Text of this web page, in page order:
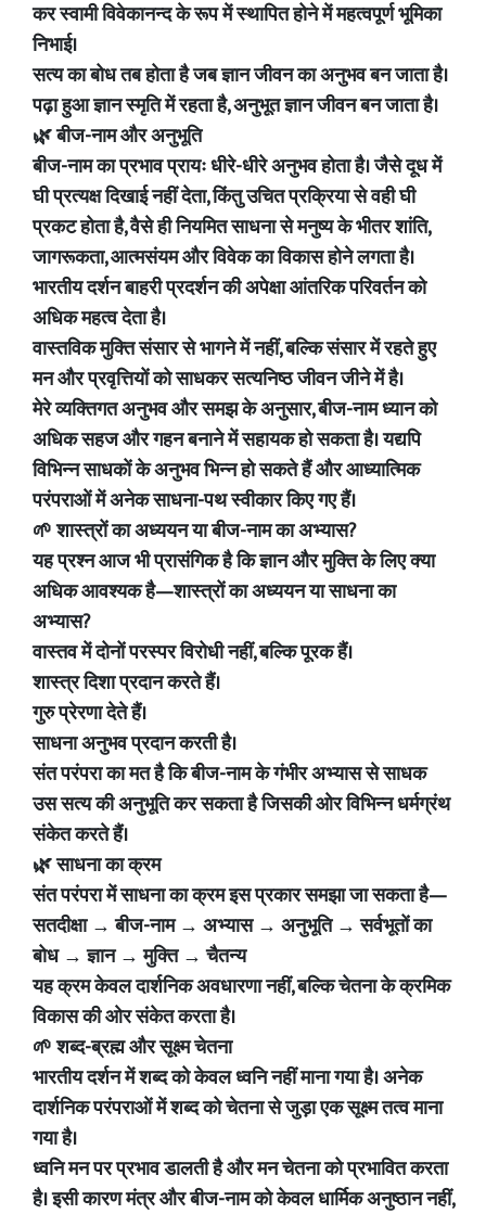
कर स्वामी विवेकानन्द के रूप में स्थापित होने में महत्वपूर्ण भूमिका
निभाई।
सत्य का बोध तब होता है जब ज्ञान जीवन का अनुभव बन जाता है।
पढ़ा हुआ ज्ञान स्मृति में रहता है, अनुभूत ज्ञान जीवन बन जाता है।
🌿 बीज-नाम और अनुभूति
बीज-नाम का प्रभाव प्रायः धीरे-धीरे अनुभव होता है। जैसे दूध में
घी प्रत्यक्ष दिखाई नहीं देता, किंतु उचित प्रक्रिया से वही घी
प्रकट होता है, वैसे ही नियमित साधना से मनुष्य के भीतर शांति,
जागरूकता, आत्मसंयम और विवेक का विकास होने लगता है।
भारतीय दर्शन बाहरी प्रदर्शन की अपेक्षा आंतरिक परिवर्तन को
अधिक महत्व देता है।
वास्तविक मुक्ति संसार से भागने में नहीं, बल्कि संसार में रहते हुए
मन और प्रवृत्तियों को साधकर सत्यनिष्ठ जीवन जीने में है।
मेरे व्यक्तिगत अनुभव और समझ के अनुसार, बीज-नाम ध्यान को
अधिक सहज और गहन बनाने में सहायक हो सकता है। यद्यपि
विभिन्न साधकों के अनुभव भिन्न हो सकते हैं और आध्यात्मिक
परंपराओं में अनेक साधना-पथ स्वीकार किए गए हैं।
🌱 शास्त्रों का अध्ययन या बीज-नाम का अभ्यास?
यह प्रश्न आज भी प्रासंगिक है कि ज्ञान और मुक्ति के लिए क्या
अधिक आवश्यक है—शास्त्रों का अध्ययन या साधना का
अभ्यास?
वास्तव में दोनों परस्पर विरोधी नहीं, बल्कि पूरक हैं।
शास्त्र दिशा प्रदान करते हैं।
गुरु प्रेरणा देते हैं।
साधना अनुभव प्रदान करती है।
संत परंपरा का मत है कि बीज-नाम के गंभीर अभ्यास से साधक
उस सत्य की अनुभूति कर सकता है जिसकी ओर विभिन्न धर्मग्रंथ
संकेत करते हैं।
🌿 साधना का क्रम
संत परंपरा में साधना का क्रम इस प्रकार समझा जा सकता है—
सतदीक्षा → बीज-नाम → अभ्यास → अनुभूति → सर्वभूतों का
बोध → ज्ञान → मुक्ति → चैतन्य
यह क्रम केवल दार्शनिक अवधारणा नहीं, बल्कि चेतना के क्रमिक
विकास की ओर संकेत करता है।
🌱 शब्द-ब्रह्म और सूक्ष्म चेतना
भारतीय दर्शन में शब्द को केवल ध्वनि नहीं माना गया है। अनेक
दार्शनिक परंपराओं में शब्द को चेतना से जुड़ा एक सूक्ष्म तत्व माना
गया है।
ध्वनि मन पर प्रभाव डालती है और मन चेतना को प्रभावित करता
है। इसी कारण मंत्र और बीज-नाम को केवल धार्मिक अनुष्ठान नहीं,